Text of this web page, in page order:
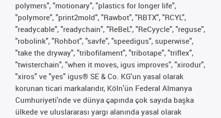
polymers", "motionary", "plastics for longer life",
"polymore", "print2mold", "Rawbot", "RBTX", "RCYL",
"readycable", "readychain", "ReBeL", "ReCyycle", "reguse",
"robolink", "Rohbot", "savfe", "speedigus", superwise",
"take the dryway", "tribofilament", "tribotape", "triflex",
"twisterchain", "when it moves, igus improves", "xirodur",
"xiros" ve "yes" igus® SE & Co. KG'un yasal olarak
korunan ticari markalarıdır, Köln'ün Federal Almanya
Cumhuriyeti'nde ve dünya çapında çok sayıda başka
ülkede ve uluslararası yargı alanında yasal olarak